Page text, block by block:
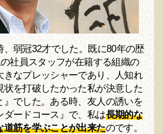
、弱冠32才でした。既に80年の歴
社員スタッフが在籍する組織の
きなプレッシャーであり、人知れ
を打破したかった私が決意した
』でした。ある時、友人の誘いを
ダードコース』で、私は長期的な
道筋を学ぶことが出来たのです。